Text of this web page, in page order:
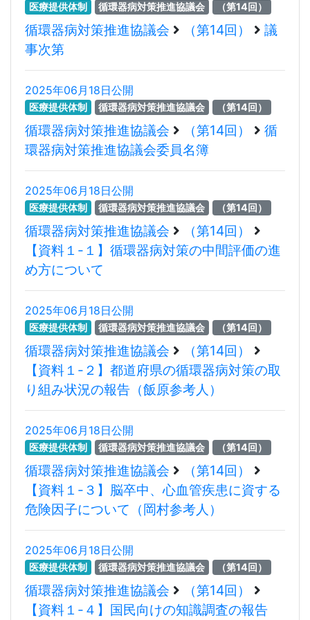
医療提供体制 循環器病対策推進協議会 （第14回）
循環器病対策推進協議会 （第14回）
議
事次第
2025年06月18日公開
医療提供体制 循環器病対策推進協議会 （第14回）
循環器病対策推進協議会 （第14回）
循
環器病対策推進協議会委員名簿
2025年06月18日公開
医療提供体制 循環器病対策推進協議会 （第14回）
循環器病対策推進協議会
（第14回）
【資料１-１】循環器病対策の中間評価の進
め方について
2025年06月18日公開
医療提供体制 循環器病対策推進協議会 （第14回）
循環器病対策推進協議会
（第14回）
【資料１-２】都道府県の循環器病対策の取
り組み状況の報告（飯原参考人）
2025年06月18日公開
医療提供体制 循環器病対策推進協議会 （第14回）
循環器病対策推進協議会
（第14回）
【資料１-３】脳卒中、心血管疾患に資する
危険因子について（岡村参考人）
2025年06月18日公開
医療提供体制 循環器病対策推進協議会 （第14回）
循環器病対策推進協議会
（第14回）
【資料１-４】国民向けの知識調査の報告